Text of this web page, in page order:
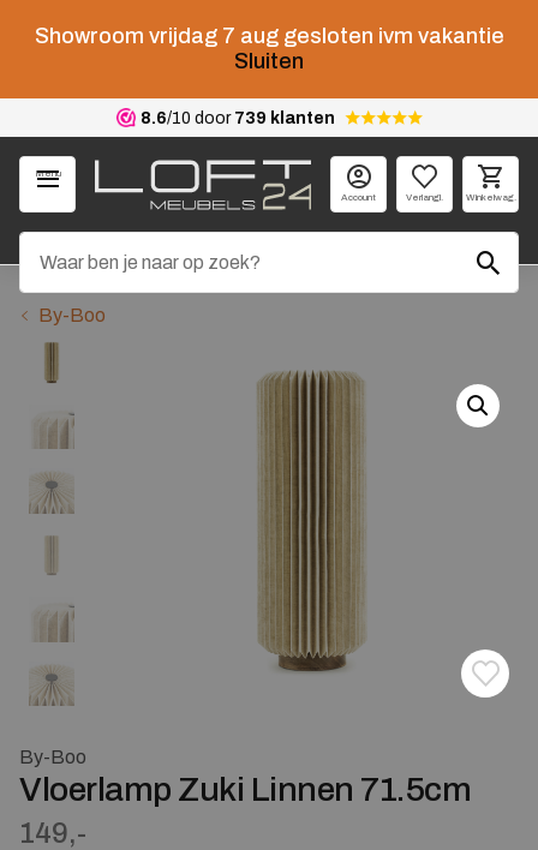
Showroom vrijdag 7 aug gesloten ivm vakantie
Sluiten
8.6/10 door 739 klanten
Menu
Account Verlangl. Winkelwag.
By-Boo
By-Boo
Vloerlamp Zuki Linnen 71.5cm
149,-